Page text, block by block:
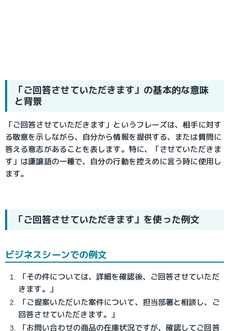
「ご回答させていただきます」の基本的な意味
と背景
「ご回答させていただきます」というフレーズは、相手に対す
る敬意を示しながら、自分から情報を提供する、または質問に
答える意志があることを表します。特に、「させていただきま
す」は謙譲語の一種で、自分の行動を控えめに言う時に使用し
ます。
「ご回答させていただきます」を使った例文
ビジネスシーンでの例文
「その件については、詳細を確認後、ご回答させていただ
きます。」
「ご提案いただいた案件について、担当部署と相談し、ご
回答させていただきます。」
「お問い合わせの商品の在庫状況ですが、確認してご回答